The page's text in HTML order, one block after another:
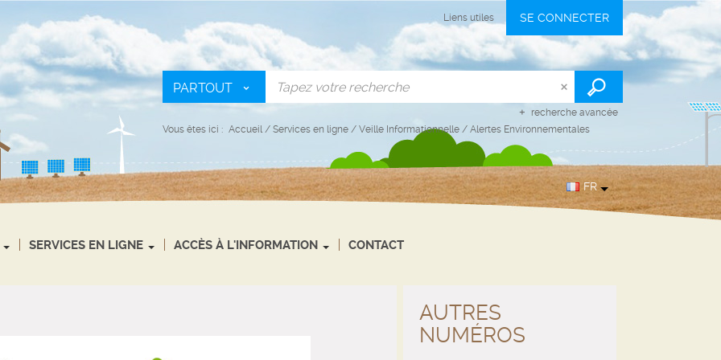
Liens utiles SE CONNECTER
PARTOUT
recherche avancée
Vous êtes ici : Accueil / Services en ligne / Veille Informationnelle / Alertes Environnementales
FR
SERVICES EN LIGNE ACCÈS À L'INFORMATION CONTACT
AUTRES
NUMÉROS